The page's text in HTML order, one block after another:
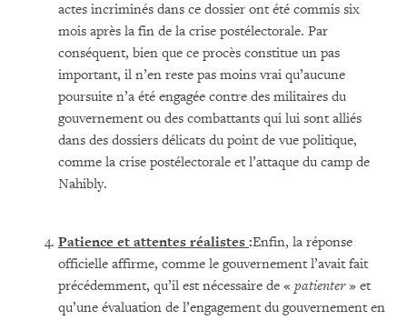
actes incriminés dans ce dossier ont été commis six
mois après la fin de la crise postélectorale. Par
conséquent, bien que ce procès constitue un pas
important, il n’en reste pas moins vrai qu’aucune
poursuite n’a été engagée contre des militaires du
gouvernement ou des combattants qui lui sont alliés
dans des dossiers délicats du point de vue politique,
comme la crise postélectorale et l’attaque du camp de
Nahibly.
Patience et attentes réalistes :Enfin, la réponse
officielle affirme, comme le gouvernement l’avait fait
précédemment, qu’il est nécessaire de « patienter» et
qu’une évaluation de l’engagement du gouvernement en